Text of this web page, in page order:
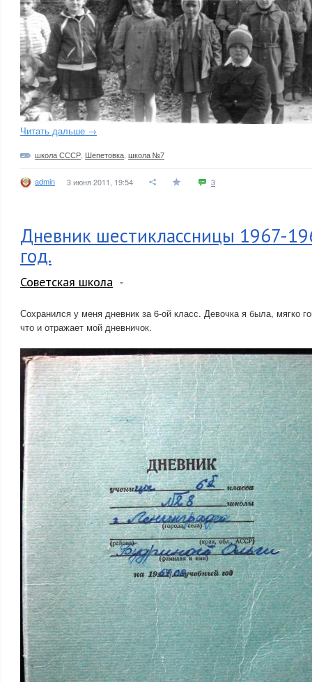
Читать дальше →
школа СССР Шепетовка школа №7
admin 3 июня 2011, 19:54 3
Дневник шестиклассницы 1967-
год.
Советская школа
Сохранился у меня дневник за 6-ой класс. Девочка я была, мягко
что и отражает мой дневничок.